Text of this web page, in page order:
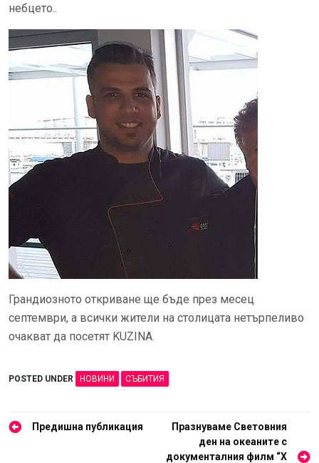
небцето..
Грандиозното откриване ще бъде през месец
септември, а всички жители на столицата нетърпеливо
очакват да посетят KUZINA.
POSTED UNDER НОВИНИ СЪБИТИЯ
Навигация
Предишна публикация
Празнуваме Световния
ден на океаните с
документалния филм “Х